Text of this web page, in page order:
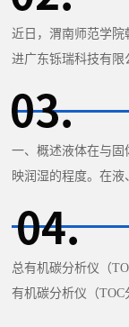
近日，渭南师范学院
进广东铄瑞科技有限
一、概述液体在与固
映润湿的程度。在
总有机碳分析仪（
有机碳分析仪（TOC